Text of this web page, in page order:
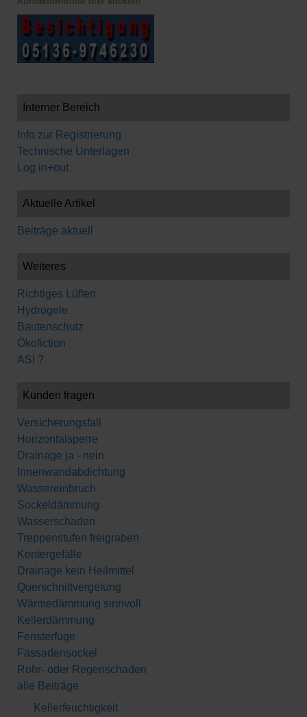
Interner Bereich
Info zur Registrierung
Technische Unterlagen
Log in+out
Aktuelle Artikel
Beiträge aktuell
Weiteres
Richtiges Lüften
Hydrogele
Bautenschutz
Ökofiction
ASi ?
Kunden fragen
Versicherungsfall
Horizontalsperre
Drainage ja - nein
Innenwandabdichtung
Wassereinbruch
Sockeldämmung
Wasserschaden
Treppenstufen freigraben
Kontergefälle
Drainage kein Heilmittel
Querschnittvergelung
Wärmedämmung sinnvoll
Kellerdämmung
Fensterfuge
Fassadensockel
Rohr- oder Regenschaden
alle Beiträge
Kellerfeuchtigkeit